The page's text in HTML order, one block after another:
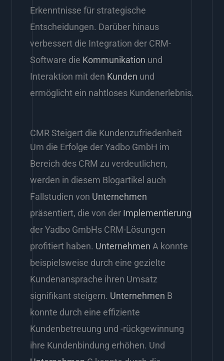
Erkenntnisse für strategische
Entscheidungen. Darüber hinaus
verbessert die Integration der CRM-
Software die Kommunikation und
Interaktion mit den Kunden und
ermöglicht ein nahtloses Kundenerlebnis.
CMR Steigert die Kundenzufriedenheit
Um die Erfolge der Yadbo GmbH im
Bereich des CRM zu verdeutlichen,
werden in diesem Blogartikel auch
Fallstudien von Unternehmen
präsentiert, die von der Implementierung
der Yadbo GmbHs CRM-Lösungen
profitiert haben. Unternehmen A konnte
beispielsweise durch eine gezielte
Kundenansprache ihren Umsatz
signifikant steigern. Unternehmen B
konnte durch eine effiziente
Kundenbetreuung und -rückgewinnung
ihre Kundenbindung erhöhen. Und